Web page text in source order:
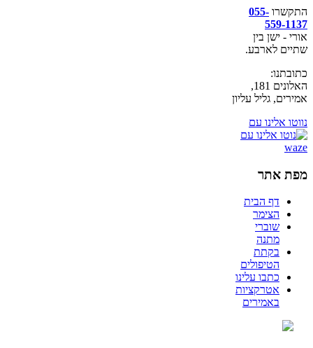
התקשרו 055-
559-1137
אורי - ישן בין
שתיים לארבע.
כתובתנו:
האלונים 181,
אמירים, גליל עליון
נווטו אלינו עם
מפת אתר
דף הבית
הצימר
שוברי
מתנה
בקתת
הטיפולים
כתבו עלינו
אטרקציות
באמירים